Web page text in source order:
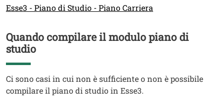
Link
Esse3 - Piano di Studio - Piano Carriera
Titolo
Quando compilare il modulo piano di
studio
Testo
Ci sono casi in cui non è sufficiente o non è possibile
compilare il piano di studio in Esse3.